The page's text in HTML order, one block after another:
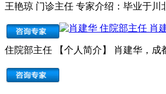
王艳琼 门诊主任 专家介绍：毕业于川
肖
住院部主任 【个人简介】 肖建华，成